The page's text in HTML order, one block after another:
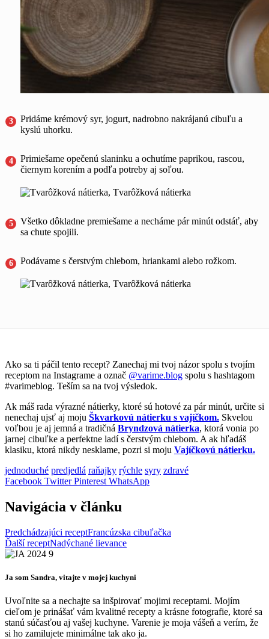
Pridáme krémový syr, jogurt, nadrobno nakrájanú cibuľu a
kyslú uhorku.
Primiešame opečenú slaninku a ochutíme paprikou, rascou,
čiernym korením a podľa potreby aj soľou.
Všetko dôkladne premiešame a necháme pár minút odstáť, aby
sa chute spojili.
Podávame s čerstvým chlebom, hriankami alebo rožkom.
Ako sa ti páčil tento recept? Zanechaj mi tvoj názor spolu s tvojím
receptom na Instagrame a označ @varime.blog spolu s hashtagom
#varimeblog. Teším sa na tvoj výsledok.
Ak máš rada výrazné nátierky, ktoré sú hotové za pár minút, určite si
nenechaj ujsť aj moju Škvarkovú nátierku s vajíčkom. Skvelou
voľbou je aj jemná a tradičná Bryndzová nátierka, ktorá vonia po
jarnej cibuľke a perfektne ladí s čerstvým chlebom. A ak hľadáš
klasiku, ktorá nikdy nesklame, pozri si moju Vajíčkovú nátierku.
jednoduché predjedlá raňajky rýchle syry zdravé
Facebook Twitter Pinterest WhatsApp
Navigácia v článku
Predchádzajúci receptFrancúzska cibuľačka
Ďalší receptNadýchané lievance
Ja som Sandra, vitajte v mojej kuchyni
Uvoľnite sa a nechajte sa inšpirovať mojimi receptami. Mojím
cieľom je prinášať vám kvalitné recepty a krásne fotografie, ktoré sa
stanú súčasťou aj vašej kuchyne. Varenie je moja vášeň a verím, že
si ho zamilujete minimálne tak ako ja.